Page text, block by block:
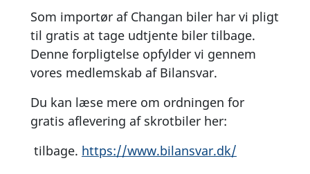
Som importør af Changan biler har vi pligt
til gratis at tage udtjente biler tilbage.
Denne forpligtelse opfylder vi gennem
vores medlemskab af Bilansvar.
Du kan læse mere om ordningen for
gratis aflevering af skrotbiler her:
tilbage. https://www.bilansvar.dk/